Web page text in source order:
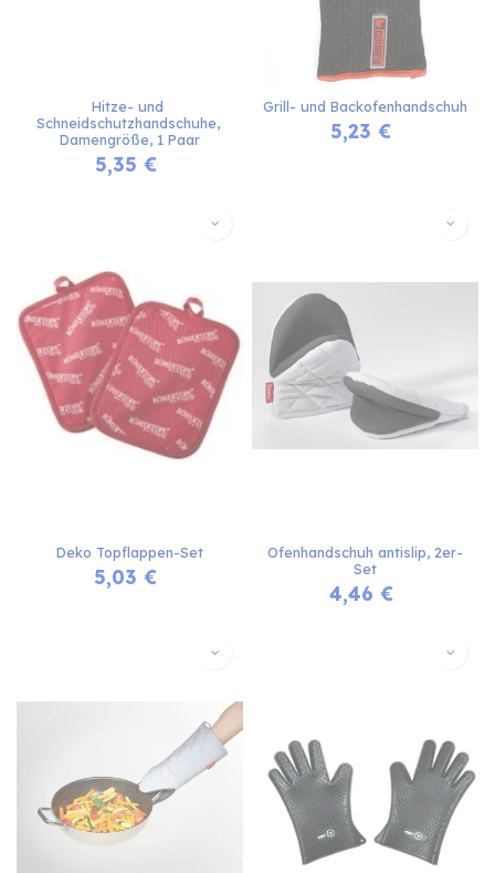
Hitze- und
Schneidschutzhandschuhe,
Damengröße, 1 Paar
5,35 €
Grill- und Backofenhandschuh
5,23 €
Deko Topflappen-Set
5,03 €
Ofenhandschuh antislip, 2er-
Set
4,46 €